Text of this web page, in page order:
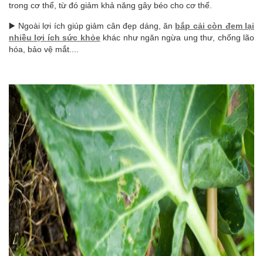
trong cơ thể, từ đó giảm khả năng gây béo cho cơ thể.
▶️ Ngoài lợi ích giúp giảm cân đẹp dáng, ăn bắp cải còn đem lại
nhiều lợi ích sức khỏekhác như ngăn ngừa ung thư, chống lão
hóa, bảo vệ mắt....